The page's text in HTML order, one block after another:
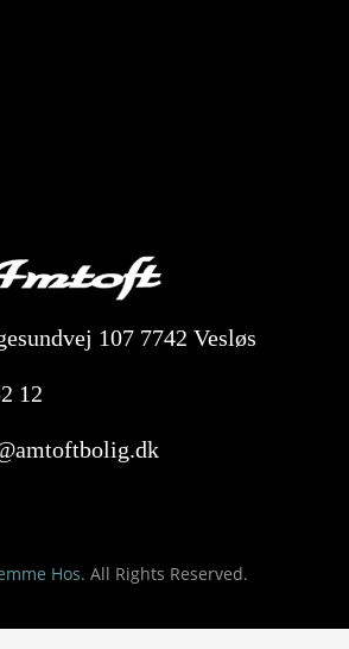
107 7742 Vesløs
12
Hos. All Rights Reserved.